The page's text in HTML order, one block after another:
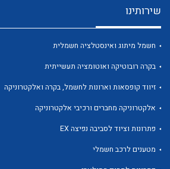
שירותינו
חשמל מיתוג ואינסטלציה חשמלית
בקרה רובוטיקה ואוטומציה תעשייתית
זיווד קופסאות וארונות לחשמל, בקרה ואלקטרוניקה
אלקטרוניקה מחברים ורכיבי אלקטרוניקה
פתרונות וציוד לסביבה נפיצה EX
מטענים לרכב חשמלי